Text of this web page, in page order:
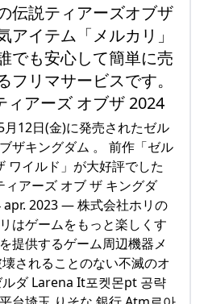
伝説ティアーズオブザ
アイテム「メルカリ」
でも安心して簡単に売
フリマサービスです。
ィアーズ オブザ 2024
12日(金)に発売されたゼル
ザキングダム 。 前作「ゼル
ワイルド」が大好評でした
アーズ オブ ザ キングダ
apr. 2023 — 株式会社ホリの
はゲームをもっと楽しくす
提供するゲーム周辺機器メ
されることのない不滅のオ
ダ Larena It포켓몬pt 공략